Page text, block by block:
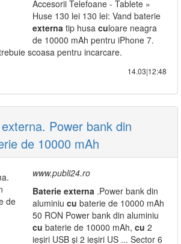
Accesorii Telefoane - Tablete »
Huse 130 lei 130 lei: Vand baterie
externa tip husa culoare neagra
de 10000 mAh pentru iPhone 7.
scoasa pentru incarcare.
14.03|12:48
Power bank din
de 10000 mAh
www.publi24.ro
Baterie externa .Power bank din
aluminiu cu baterie de 10000 mAh
50 RON Power bank din aluminiu
cu baterie de 10000 mAh, cu 2
ieșiri USB și 2 ieșiri US ... Sector 6